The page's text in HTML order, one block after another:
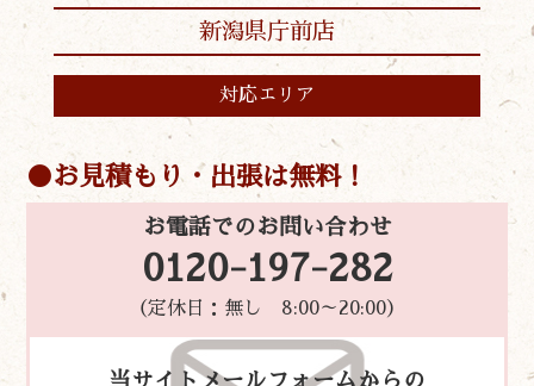
新潟県庁前店
対応エリア
お見積もり・出張は無料！
お電話でのお問い合わせ
0120-197-282
（定休日：無し 8:00～20:00）
当サイトメールフォームからの